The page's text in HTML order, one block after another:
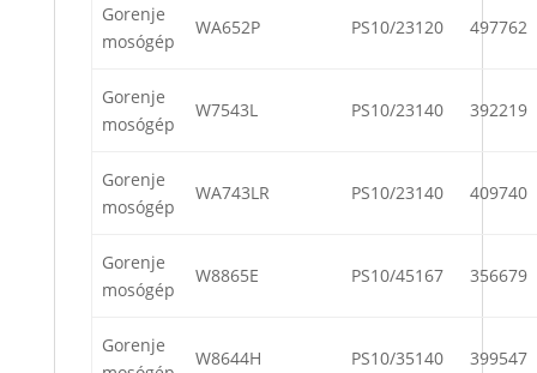
Gorenje
mosógép
WA652P PS10/23120 497762
Gorenje
mosógép
W7543L PS10/23140 392219
Gorenje
mosógép
WA743LR PS10/23140 409740
Gorenje
mosógép
W8865E PS10/45167 356679
Gorenje
W8644H PS10/35140 399547